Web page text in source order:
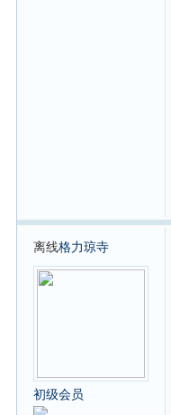
离线格力琼寺
初级会员